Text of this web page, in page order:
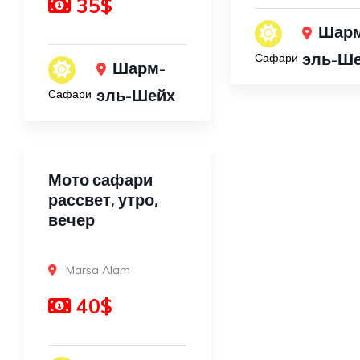
Сафари
Шарм-
эль-Шейх
Сафари эль-
Мото сафари
рассвет, утро,
вечер
Marsa Alam
40$